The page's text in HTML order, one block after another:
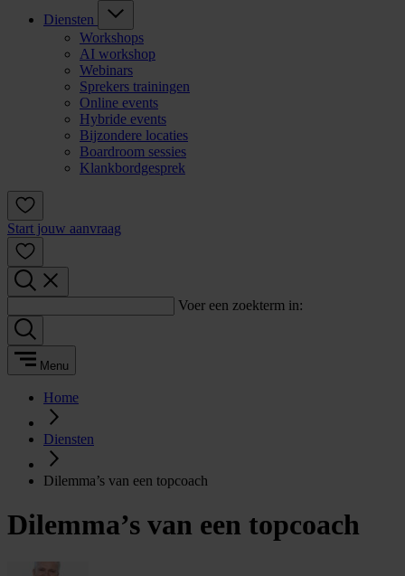
Diensten
Workshops
AI workshop
Webinars
Sprekers trainingen
Online events
Hybride events
Bijzondere locaties
Boardroom sessies
Klankbordgesprek
Start jouw aanvraag
Voer een zoekterm in:
Menu
Home
Diensten
Dilemma’s van een topcoach
Dilemma’s van een topcoach